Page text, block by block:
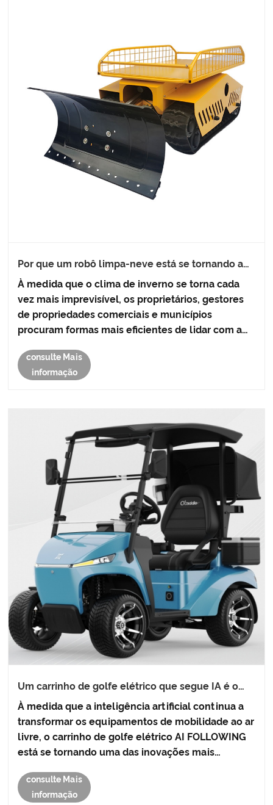
Por que um robô limpa-neve está se tornando a
solução mais inteligente para remoção de neve
moderna
À medida que o clima de inverno se torna cada
vez mais imprevisível, os proprietários, gestores
de propriedades comerciais e municípios
procuram formas mais eficientes de lidar com a
uma solução inovadora e automatizada que
combina navegação avançada, pre......
consulte Mais
informação
Um carrinho de golfe elétrico que segue IA é o
futuro do transporte de golfe mais inteligente e
eficiente
À medida que a inteligência artificial continua a
transformar os equipamentos de mobilidade ao ar
livre, o carrinho de golfe elétrico AI FOLLOWING
está se tornando uma das inovações mais
Desenvolvidos com tecnologia de rastreamento
inteligente, recursos de acompa......
consulte Mais
informação